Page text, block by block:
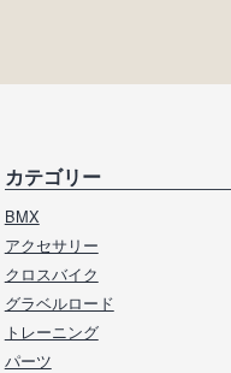
カテゴリー
BMX
アクセサリー
クロスバイク
グラベルロード
トレーニング
パーツ